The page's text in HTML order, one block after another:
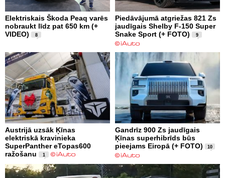
Elektriskais Škoda Peaq varēs
nobraukt līdz pat 650 km (+
VIDEO)
8
Piedāvājumā atgriežas 821 Zs
jaudīgais Shelby F-150 Super
Snake Sport (+ FOTO)
9
Austrijā uzsāk Ķīnas
elektriskā kravinieka
SuperPanther eTopas600
ražošanu
1
Gandrīz 900 Zs jaudīgais
Ķīnas superhibrīds būs
pieejams Eiropā (+ FOTO)
10